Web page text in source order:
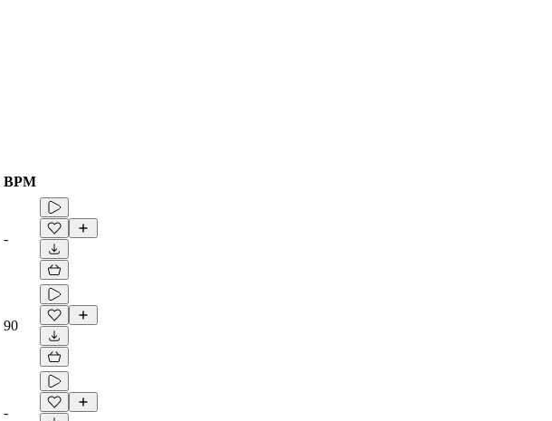
BPM
-
90
-